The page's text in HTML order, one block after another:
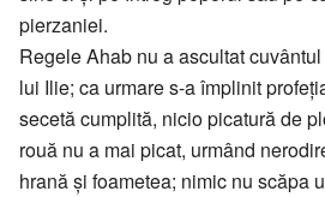
pierzaniei.
Regele Ahab nu a ascultat
lui Ilie; ca urmare s-a împlinit
secetă cumplită, nicio picatură de
rouă nu a mai picat, urmând
hrană și foametea; nimic nu scăpa